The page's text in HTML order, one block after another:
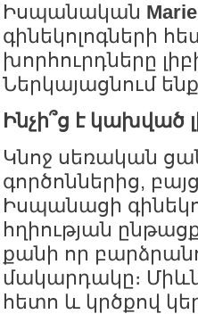
Իսպանական
գինեկոլոգների
խորհուրդները
Ներկայացնում
Ինչի՞ց է կախված
Կնոջ սեռական
գործոններից,
Իսպանացի
հղիության
քանի որ
մակարդակը։
հետո և կրծքով